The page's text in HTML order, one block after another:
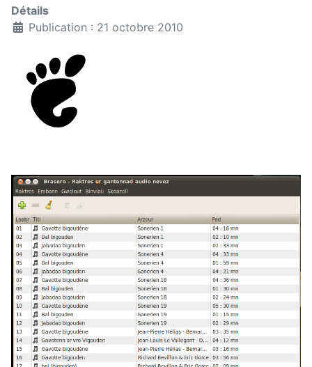
Détails
Publication : 21 octobre 2010